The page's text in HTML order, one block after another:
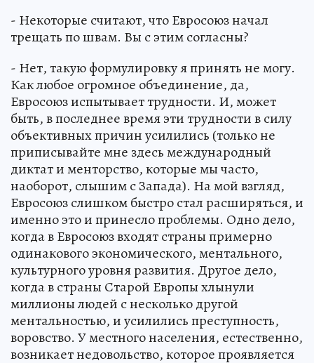
- Некоторые считают, что Евросоюз начал
трещать по швам. Вы с этим согласны?
- Нет, такую формулировку я принять не могу.
Как любое огромное объединение, да,
Евросоюз испытывает трудности. И, может
быть, в последнее время эти трудности в силу
объективных причин усилились (только не
приписывайте мне здесь международный
диктат и менторство, которые мы часто,
наоборот, слышим с Запада). На мой взгляд,
Евросоюз слишком быстро стал расширяться, и
именно это и принесло проблемы. Одно дело,
когда в Евросоюз входят страны примерно
одинакового экономического, ментального,
культурного уровня развития. Другое дело,
когда в страны Старой Европы хлынули
миллионы людей с несколько другой
ментальностью, и усилились преступность,
воровство. У местного населения, естественно,
возникает недовольство, которое проявляется